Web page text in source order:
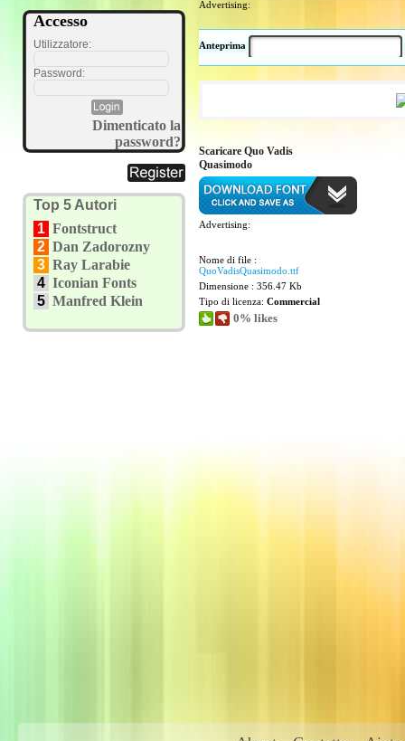
Accesso
Utilizzatore:
Password:
Dimenticato la
password?
Top 5 Autori
1 Fontstruct
2 Dan Zadorozny
3 Ray Larabie
4 Iconian Fonts
5 Manfred Klein
Advertising:
Anteprima
Scaricare Quo Vadis
Quasimodo
Advertising:
Nome di file :
QuoVadisQuasimodo.ttf
Dimensione : 356.47 Kb
Tipo di licenza: Commercial
0% likes